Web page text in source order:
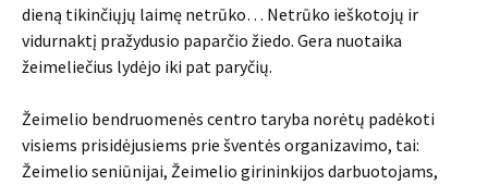
dieną tikinčiųjų laimę netrūko… Netrūko ieškotojų ir
vidurnaktį pražydusio paparčio žiedo. Gera nuotaika
žeimeliečius lydėjo iki pat paryčių.
Žeimelio bendruomenės centro taryba norėtų padėkoti
visiems prisidėjusiems prie šventės organizavimo, tai:
Žeimelio seniūnijai, Žeimelio girininkijos darbuotojams,